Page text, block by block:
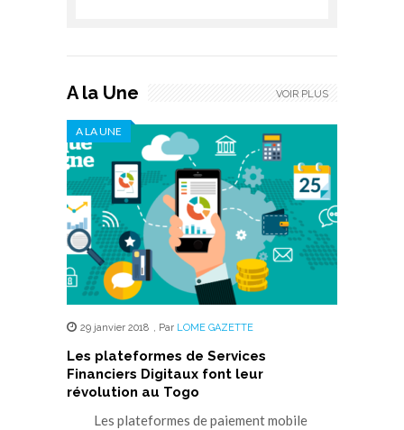
A la Une
A LA UNE
29 janvier 2018 , Par LOME GAZETTE
Les plateformes de Services
Financiers Digitaux font leur
révolution au Togo
Les plateformes de paiement mobile
VOIR PLUS